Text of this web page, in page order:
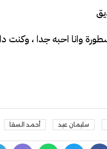
وانا احبه جدا ، وكنت
سليمان عيد أحمد السقا